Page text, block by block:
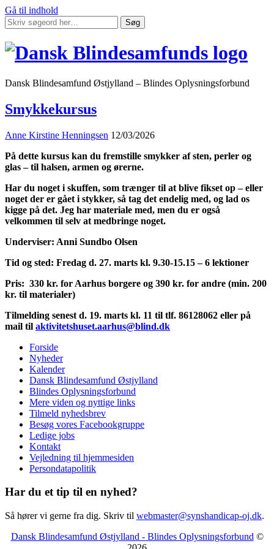
Gå til indhold
Søg
Dansk Blindesamfund Østjylland – Blindes Oplysningsforbund
Smykkekursus
Anne Kirstine Henningsen 12/03/2026
På dette kursus kan du fremstille smykker af sten, perler og
glas – til halsen, armen og ørerne.
Har du noget i skuffen, som trænger til at blive fikset op – eller
noget der er gået i stykker, så tag det endelig med, og lad os
kigge på det. Jeg har materiale med, men du er også
velkommen til selv at medbringe noget.
Underviser: Anni Sundbo Olsen
Tid og sted: Fredag d. 27. marts kl. 9.30-15.15 – 6 lektioner
Pris: 330 kr. for Aarhus borgere og 390 kr. for andre (min. 200
kr. til materialer)
Tilmelding senest d. 19. marts kl. 11 til tlf. 86128062 eller på
mail til aktivitetshuset.aarhus@blind.dk
Forside
Nyheder
Kalender
Dansk Blindesamfund Østjylland
Blindes Oplysningsforbund
Mere viden og nyttige links
Tilmeld nyhedsbrev
Besøg vores Facebookgruppe
Ledige jobs
Kontakt
Vejledning til hjemmesiden
Persondatapolitik
Har du et tip til en nyhed?
Så hører vi gerne fra dig. Skriv til webmaster@synshandicap-oj.dk.
Dansk Blindesamfund Østjylland - Blindes Oplysningsforbund ©